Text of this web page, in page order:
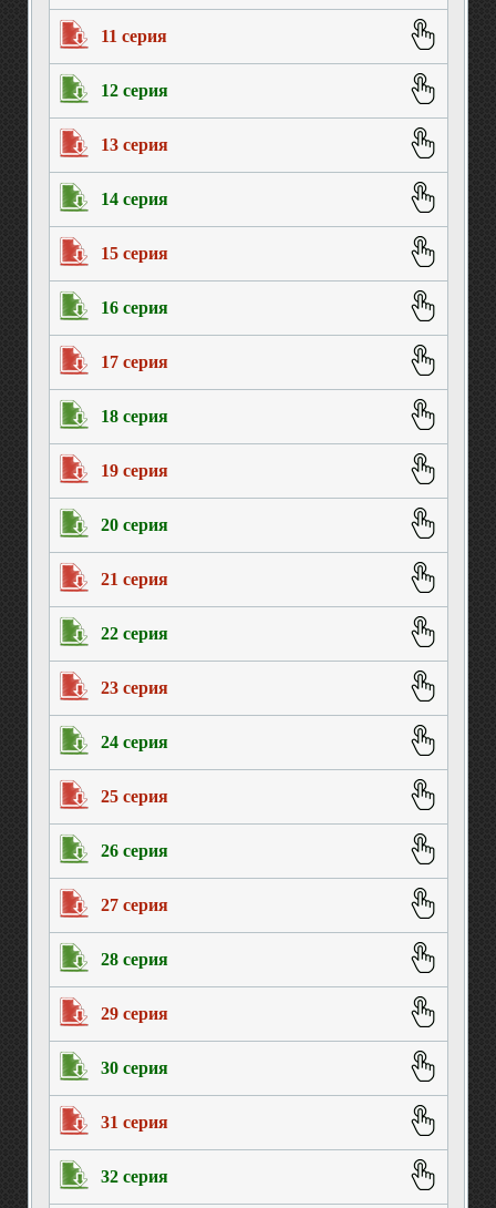
11 серия
12 серия
13 серия
14 серия
15 серия
16 серия
17 серия
18 серия
19 серия
20 серия
21 серия
22 серия
23 серия
24 серия
25 серия
26 серия
27 серия
28 серия
29 серия
30 серия
31 серия
32 серия